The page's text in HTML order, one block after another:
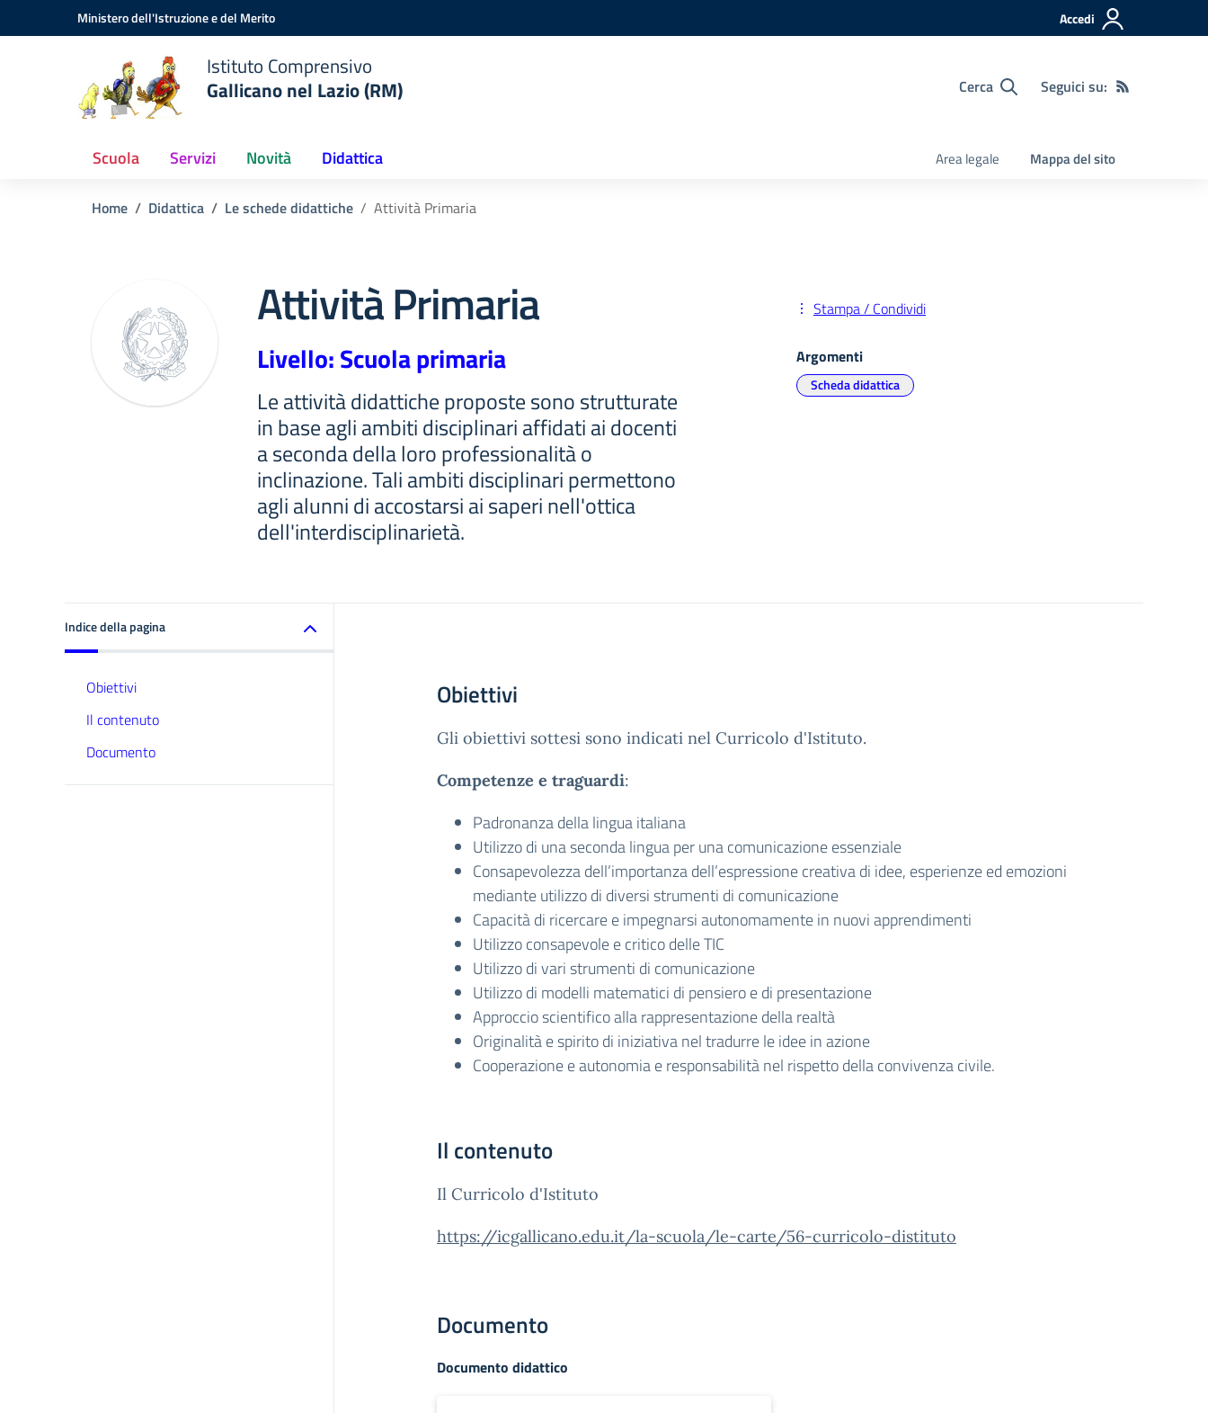
Vai ai contenuti
Vai al menu di navigazioneMinistero dell'Istruzione e del Merito Accedi
Istituto Comprensivo
Gallicano nel Lazio (RM)
Cerca Seguici su:
Scuola Servizi Novità Didattica Area legale Mappa del sito
Home Didattica Le schede didattiche Attività Primaria
Attività Primaria
Livello: Scuola primaria
Le attività didattiche proposte sono strutturate
in base agli ambiti disciplinari affidati ai docenti
a seconda della loro professionalità o
inclinazione. Tali ambiti disciplinari permettono
agli alunni di accostarsi ai saperi nell'ottica
dell'interdisciplinarietà.
Stampa / Condividi
Argomenti
Scheda didattica
Indice della pagina
Obiettivi
Il contenuto
Documento
Obiettivi
Gli obiettivi sottesi sono indicati nel Curricolo d'Istituto.
Competenze e traguardi:
Padronanza della lingua italiana
Utilizzo di una seconda lingua per una comunicazione essenziale
Consapevolezza dell’importanza dell’espressione creativa di idee, esperienze ed emozioni
mediante utilizzo di diversi strumenti di comunicazione
Capacità di ricercare e impegnarsi autonomamente in nuovi apprendimenti
Utilizzo consapevole e critico delle TIC
Utilizzo di vari strumenti di comunicazione
Utilizzo di modelli matematici di pensiero e di presentazione
Approccio scientifico alla rappresentazione della realtà
Originalità e spirito di iniziativa nel tradurre le idee in azione
Cooperazione e autonomia e responsabilità nel rispetto della convivenza civile.
Il contenuto
Il Curricolo d'Istituto
https://icgallicano.edu.it/la-scuola/le-carte/56-curricolo-distituto
Documento
Documento didattico